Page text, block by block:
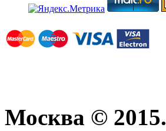
Москва © 2015.